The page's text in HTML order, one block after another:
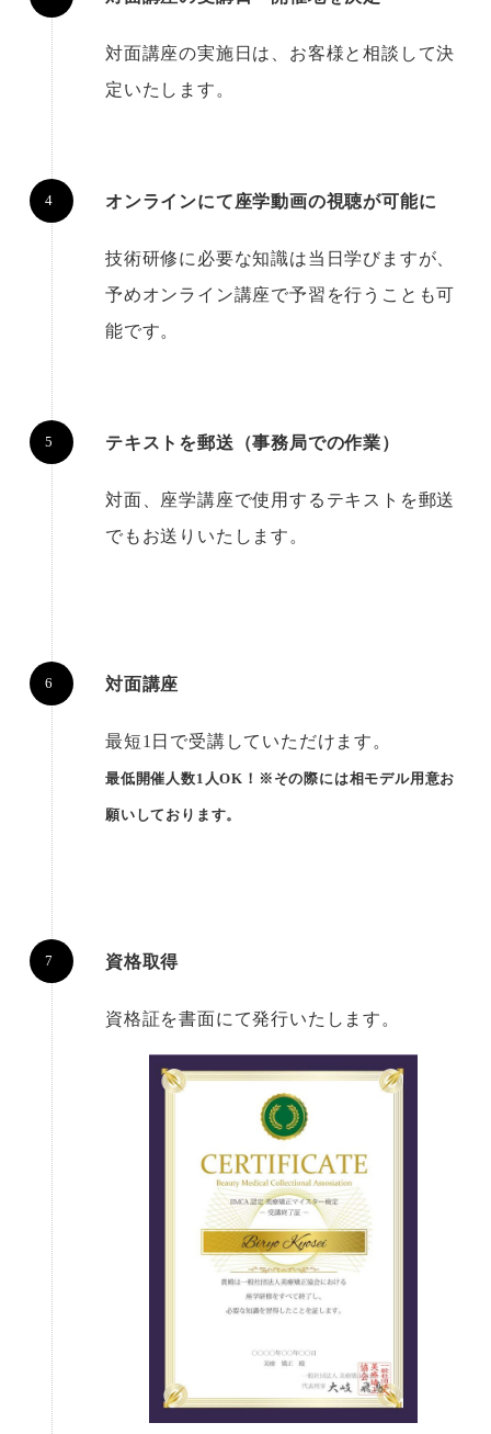
対面講座の実施日は、お客様と相談して決
定いたします。
オンラインにて座学動画の視聴が可能に
技術研修に必要な知識は当日学びますが、
予めオンライン講座で予習を行うことも可
能です。
テキストを郵送（事務局での作業）
対面、座学講座で使用するテキストを郵送
でもお送りいたします。
対面講座
最短1日で受講していただけます。
最低開催人数1人OK！※その際には相モデル用意お
願いしております。
資格取得
資格証を書面にて発行いたします。